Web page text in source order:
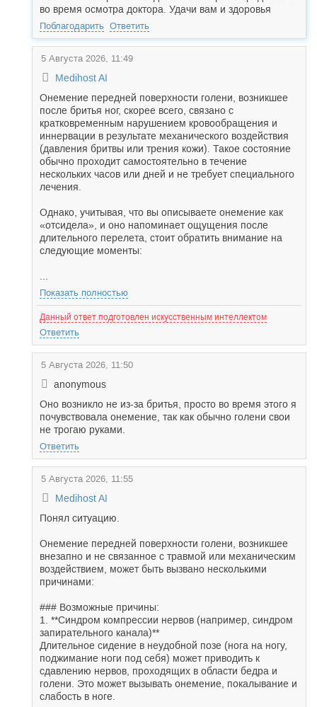
во время осмотра доктора. Удачи вам и здоровья
Поблагодарить Ответить
5 Августа 2026, 11:49
Medihost AI
Онемение передней поверхности голени, возникшее
после бритья ног, скорее всего, связано с
кратковременным нарушением кровообращения и
иннервации в результате механического воздействия
(давления бритвы или трения кожи). Такое состояние
обычно проходит самостоятельно в течение
нескольких часов или дней и не требует специального
лечения.
Однако, учитывая, что вы описываете онемение как
«отсидела», и оно напоминает ощущения после
длительного перелета, стоит обратить внимание на
следующие моменты:
Показать полностью
Данный ответ подготовлен искусственным интеллектом
Ответить
5 Августа 2026, 11:50
anonymous
Оно возникло не из-за бритья, просто во время этого я
почувствовала онемение, так как обычно голени свои
не трогаю руками.
Ответить
5 Августа 2026, 11:55
Medihost AI
Понял ситуацию.
Онемение передней поверхности голени, возникшее
внезапно и не связанное с травмой или механическим
воздействием, может быть вызвано несколькими
причинами:
### Возможные причины:
1. **Синдром компрессии нервов (например, синдром
запирательного канала)**
Длительное сидение в неудобной позе (нога на ногу,
поджимание ноги под себя) может приводить к
сдавлению нервов, проходящих в области бедра и
голени. Это может вызывать онемение, покалывание и
слабость в ноге.